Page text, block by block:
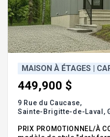
MAISON À ÉTAGES |
449,900 $
9 Rue du Caucase,
Sainte-Brigitte-de-Laval,
PRIX PROMOTIONNEL/À